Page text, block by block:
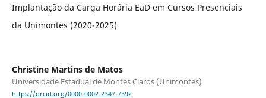
Implantação da Carga Horária EaD em Cursos Presenciais
da Unimontes (2020-2025)
Christine Martins de Matos
Universidade Estadual de Montes Claros (Unimontes)
https://orcid.org/0000-0002-2347-7392